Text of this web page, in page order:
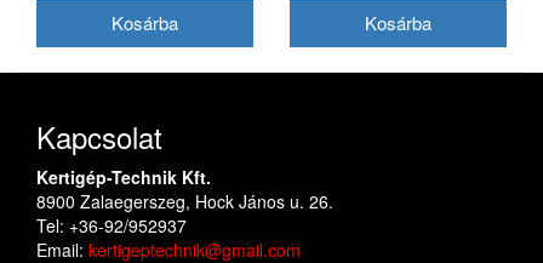
Kapcsolat
Kertigép-Technik Kft.
8900 Zalaegerszeg, Hock János u. 26.
Tel: +36-92/952937
Email: kertigeptechnik@gmail.com